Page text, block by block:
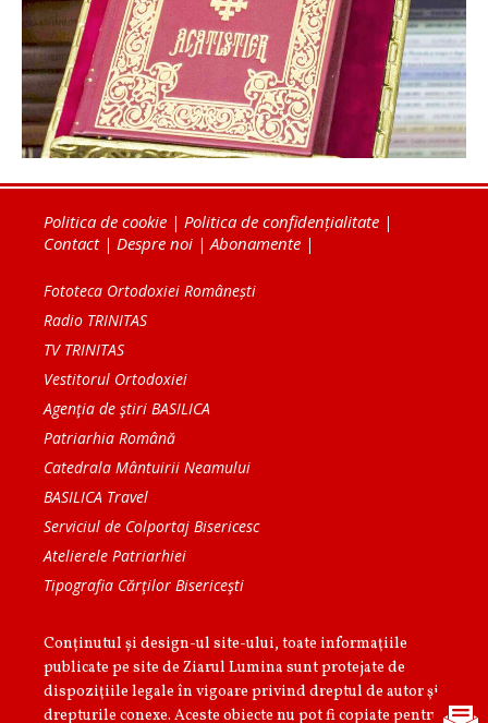
Politica de cookie | Politica de confidențialitate |
Contact| Despre noi |Abonamente |
Fototeca Ortodoxiei Românești
Radio TRINITAS
TV TRINITAS
Vestitorul Ortodoxiei
Agenţia de ştiri BASILICA
Patriarhia Română
Catedrala Mântuirii Neamului
BASILICA Travel
Serviciul de Colportaj Bisericesc
Atelierele Patriarhiei
Tipografia Cărţilor Bisericeşti
Conținutul și design-ul site-ului, toate informaţiile
publicate pe site de Ziarul Lumina sunt protejate de
dispoziţiile legale în vigoare privind dreptul de autor şi
drepturile conexe. Aceste obiecte nu pot fi copiate pentru